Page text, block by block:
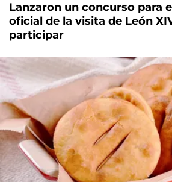
Lanzaron un concurso para
oficial de la visita de León
participar